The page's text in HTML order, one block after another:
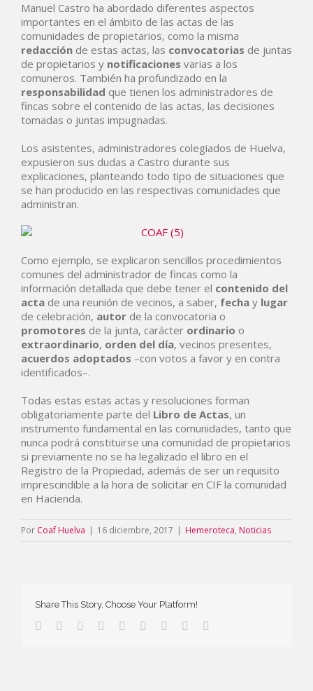
Manuel Castro ha abordado diferentes aspectos
importantes en el ámbito de las actas de las
comunidades de propietarios, como la misma
redacción de estas actas, las convocatorias de juntas
de propietarios y notificaciones varias a los
comuneros. También ha profundizado en la
responsabilidad que tienen los administradores de
fincas sobre el contenido de las actas, las decisiones
tomadas o juntas impugnadas.
Los asistentes, administradores colegiados de Huelva,
expusieron sus dudas a Castro durante sus
explicaciones, planteando todo tipo de situaciones que
se han producido en las respectivas comunidades que
administran.
Como ejemplo, se explicaron sencillos procedimientos
comunes del administrador de fincas como la
información detallada que debe tener el contenido del
acta de una reunión de vecinos, a saber, fecha y lugar
de celebración, autor de la convocatoria o
promotores de la junta, carácter ordinario o
extraordinario, orden del día, vecinos presentes,
acuerdos adoptados –con votos a favor y en contra
identificados–.
Todas estas estas actas y resoluciones forman
obligatoriamente parte del Libro de Actas, un
instrumento fundamental en las comunidades, tanto que
nunca podrá constituirse una comunidad de propietarios
si previamente no se ha legalizado el libro en el
Registro de la Propiedad, además de ser un requisito
imprescindible a la hora de solicitar en CIF la comunidad
en Hacienda.
Por Coaf Huelva | 16 diciembre, 2017 | Hemeroteca, Noticias
Share This Story, Choose Your Platform!